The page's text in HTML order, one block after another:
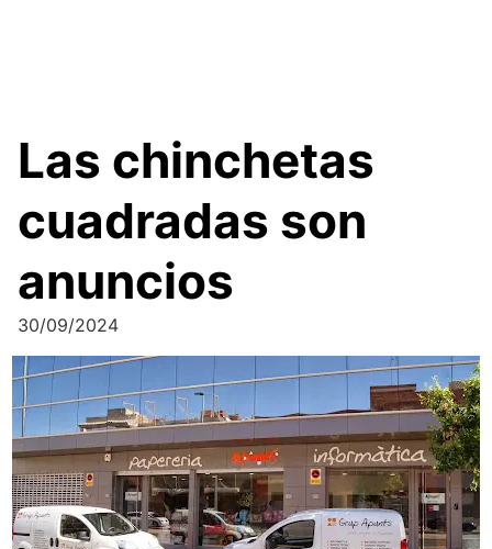
Las chinchetas
cuadradas son
anuncios
30/09/2024